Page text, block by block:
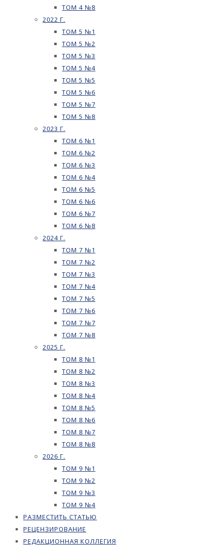
ТОМ 4 №8
2022 Г.
ТОМ 5 №1
ТОМ 5 №2
ТОМ 5 №3
ТОМ 5 №4
ТОМ 5 №5
ТОМ 5 №6
ТОМ 5 №7
ТОМ 5 №8
2023 Г.
ТОМ 6 №1
ТОМ 6 №2
ТОМ 6 №3
ТОМ 6 №4
ТОМ 6 №5
ТОМ 6 №6
ТОМ 6 №7
ТОМ 6 №8
2024 Г.
ТОМ 7 №1
ТОМ 7 №2
ТОМ 7 №3
ТОМ 7 №4
ТОМ 7 №5
ТОМ 7 №6
ТОМ 7 №7
ТОМ 7 №8
2025 Г.
ТОМ 8 №1
ТОМ 8 №2
ТОМ 8 №3
ТОМ 8 №4
ТОМ 8 №5
ТОМ 8 №6
ТОМ 8 №7
ТОМ 8 №8
2026 Г.
ТОМ 9 №1
ТОМ 9 №2
ТОМ 9 №3
ТОМ 9 №4
РАЗМЕСТИТЬ СТАТЬЮ
РЕЦЕНЗИРОВАНИЕ
РЕДАКЦИОННАЯ КОЛЛЕГИЯ